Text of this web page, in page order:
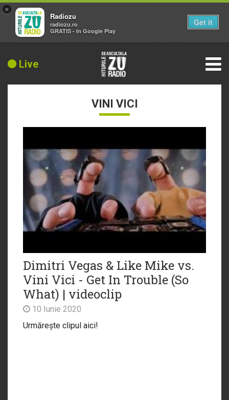
Live
VINI VICI
Dimitri Vegas & Like Mike vs.
Vini Vici - Get In Trouble (So
What) | videoclip
10 Iunie 2020
Urmărește clipul aici!
×
Radiozu
radiozu.ro
GRATIS - In Google Play
Get it